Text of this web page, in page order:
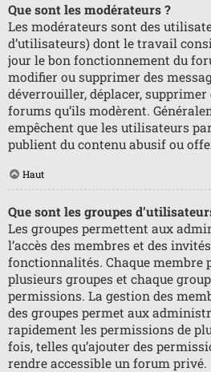
Que sont les modérateurs ?
Les modérateurs sont des
d’utilisateurs) dont le travail
jour le bon fonctionnement du
modifier ou supprimer des
déverrouiller, déplacer,
forums qu’ils modèrent.
empêchent que les utilisateurs
publient du contenu abusif ou
Haut
Que sont les groupes
Les groupes permettent aux
l’accès des membres et des
fonctionnalités. Chaque membre
plusieurs groupes et chaque
permissions. La gestion des
des groupes permet aux
rapidement les permissions de
fois, telles qu’ajouter des
rendre accessible un forum privé.